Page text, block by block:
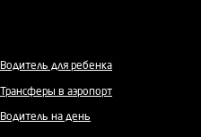
Водитель для ребенка
Трансферы в аэропорт
Водитель на день